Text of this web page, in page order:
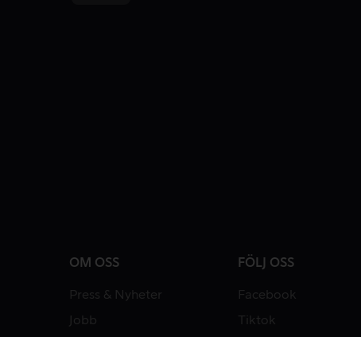
OM OSS
Press & Nyheter
Jobb
FÖLJ OSS
Facebook
Tiktok